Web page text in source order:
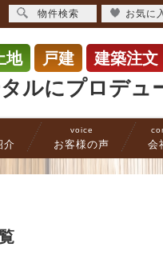
地 戸建 建築注文
タルにプロデュ
介
voice
お客様の声 会
物件検索 お気に